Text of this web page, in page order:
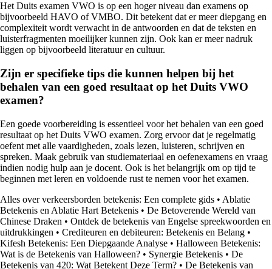
Het Duits examen VWO is op een hoger niveau dan examens op
bijvoorbeeld HAVO of VMBO. Dit betekent dat er meer diepgang en
complexiteit wordt verwacht in de antwoorden en dat de teksten en
luisterfragmenten moeilijker kunnen zijn. Ook kan er meer nadruk
liggen op bijvoorbeeld literatuur en cultuur.
Zijn er specifieke tips die kunnen helpen bij het
behalen van een goed resultaat op het Duits VWO
examen?
Een goede voorbereiding is essentieel voor het behalen van een goed
resultaat op het Duits VWO examen. Zorg ervoor dat je regelmatig
oefent met alle vaardigheden, zoals lezen, luisteren, schrijven en
spreken. Maak gebruik van studiemateriaal en oefenexamens en vraag
indien nodig hulp aan je docent. Ook is het belangrijk om op tijd te
beginnen met leren en voldoende rust te nemen voor het examen.
Alles over verkeersborden betekenis: Een complete gids • Ablatie
Betekenis en Ablatie Hart Betekenis • De Betoverende Wereld van
Chinese Draken • Ontdek de betekenis van Engelse spreekwoorden en
uitdrukkingen • Crediteuren en debiteuren: Betekenis en Belang •
Kifesh Betekenis: Een Diepgaande Analyse • Halloween Betekenis:
Wat is de Betekenis van Halloween? • Synergie Betekenis • De
Betekenis van 420: Wat Betekent Deze Term? • De Betekenis van